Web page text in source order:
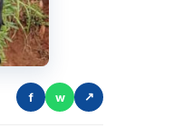
f w ↗